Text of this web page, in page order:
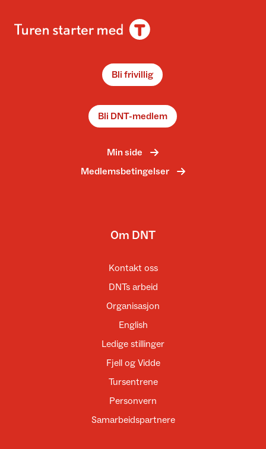
Bli frivillig
Bli DNT-medlem
Min side
Medlemsbetingelser
Om DNT
Kontakt oss
DNTs arbeid
Organisasjon
English
Ledige stillinger
Fjell og Vidde
Tursentrene
Personvern
Samarbeidspartnere